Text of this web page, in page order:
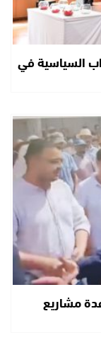
السياسية في
مشاريع